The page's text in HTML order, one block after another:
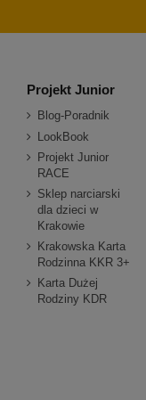
Projekt Junior
Blog-Poradnik
LookBook
Projekt Junior
RACE
Sklep narciarski
dla dzieci w
Krakowie
Krakowska Karta
Rodzinna KKR 3+
Karta Dużej
Rodziny KDR